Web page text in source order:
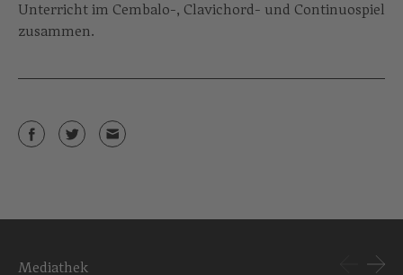
Unterricht im Cembalo-, Clavichord- und Continuospiel
zusammen.
Mediathek